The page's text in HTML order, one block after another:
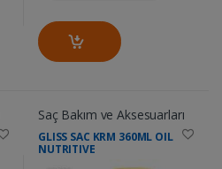
Saç Bakım ve Aksesuarları
GLISS SAC KRM 360ML OIL
NUTRITIVE